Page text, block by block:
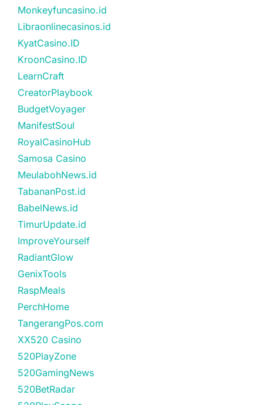
Monkeyfuncasino.id
Libraonlinecasinos.id
KyatCasino.ID
KroonCasino.ID
LearnCraft
CreatorPlaybook
BudgetVoyager
ManifestSoul
RoyalCasinoHub
Samosa Casino
MeulabohNews.id
TabananPost.id
BabelNews.id
TimurUpdate.id
ImproveYourself
RadiantGlow
GenixTools
RaspMeals
PerchHome
TangerangPos.com
XX520 Casino
520PlayZone
520GamingNews
520BetRadar